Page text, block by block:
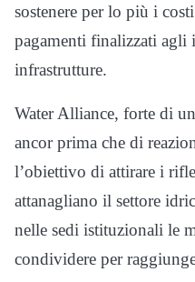
sostenere per lo più i
pagamenti finalizzati agli
infrastrutture.
Water Alliance, forte di
ancor prima che di
l’obiettivo di attirare i
attanagliano il settore
nelle sedi istituzionali le
condividere per